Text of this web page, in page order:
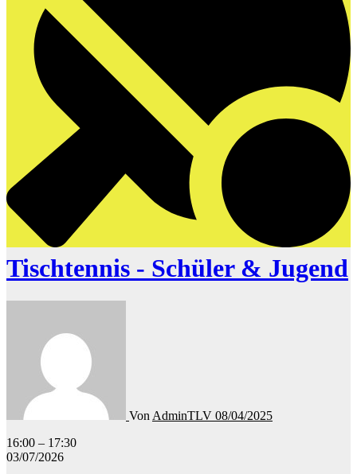
Tischtennis - Schüler & Jugend
Von AdminTLV 08/04/2025
Tischtennis
-
16:00 – 17:30
03/07/2026